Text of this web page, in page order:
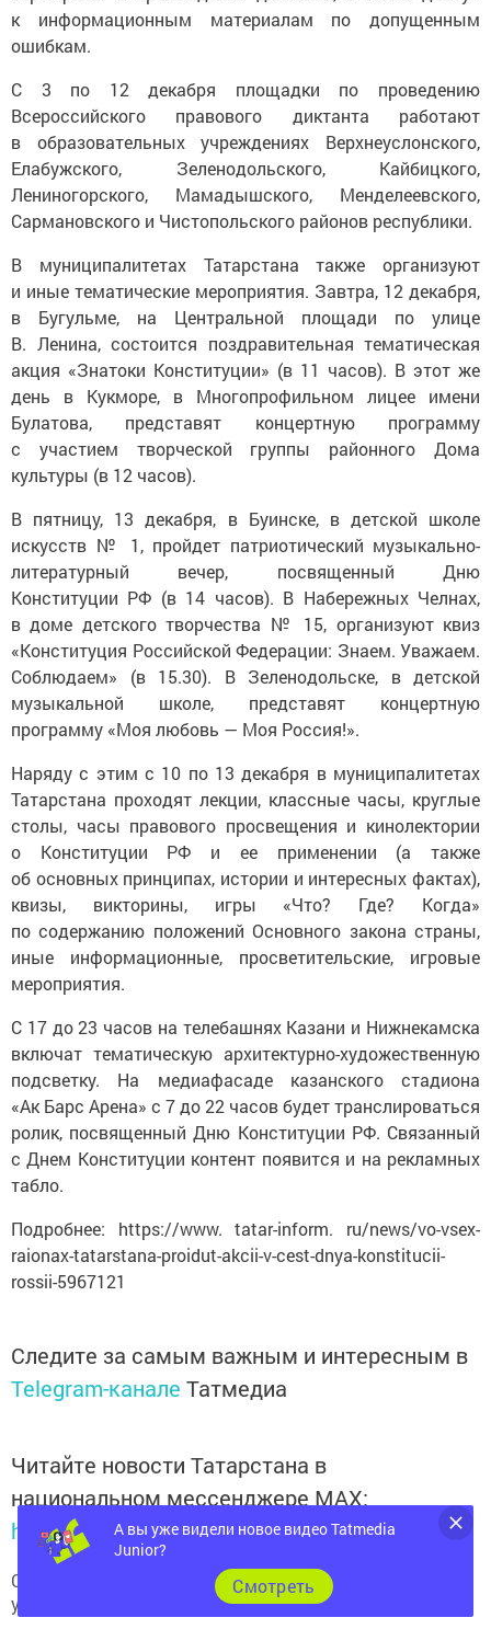
к информационным материалам по допущенным
ошибкам.
С 3 по 12 декабря площадки по проведению
Всероссийского правового диктанта работают
в образовательных учреждениях Верхнеуслонского,
Елабужского, Зеленодольского, Кайбицкого,
Лениногорского, Мамадышского, Менделеевского,
Сармановского и Чистопольского районов республики.
В муниципалитетах Татарстана также организуют
и иные тематические мероприятия. Завтра, 12 декабря,
в Бугульме, на Центральной площади по улице
В. Ленина, состоится поздравительная тематическая
акция «Знатоки Конституции» (в 11 часов). В этот же
день в Кукморе, в Многопрофильном лицее имени
Булатова, представят концертную программу
с участием творческой группы районного Дома
культуры (в 12 часов).
В пятницу, 13 декабря, в Буинске, в детской школе
искусств № 1, пройдет патриотический музыкально-
литературный вечер, посвященный Дню
Конституции РФ (в 14 часов). В Набережных Челнах,
в доме детского творчества № 15, организуют квиз
«Конституция Российской Федерации: Знаем. Уважаем.
Соблюдаем» (в 15.30). В Зеленодольске, в детской
музыкальной школе, представят концертную
программу «Моя любовь — Моя Россия!».
Наряду с этим с 10 по 13 декабря в муниципалитетах
Татарстана проходят лекции, классные часы, круглые
столы, часы правового просвещения и кинолектории
о Конституции РФ и ее применении (а также
об основных принципах, истории и интересных фактах),
квизы, викторины, игры «Что? Где? Когда»
по содержанию положений Основного закона страны,
иные информационные, просветительские, игровые
мероприятия.
С 17 до 23 часов на телебашнях Казани и Нижнекамска
включат тематическую архитектурно-художественную
подсветку. На медиафасаде казанского стадиона
«Ак Барс Арена» с 7 до 22 часов будет транслироваться
ролик, посвященный Дню Конституции РФ. Связанный
с Днем Конституции контент появится и на рекламных
табло.
Подробнее: https://www. tatar-inform. ru/news/vo-vsex-
raionax-tatarstana-proidut-akcii-v-cest-dnya-konstitucii-
rossii-5967121
Следите за самым важным и интересным в
Telegram-канале Татмедиа
Читайте новости Татарстана в
национальном мессенджере MАХ:
https://max.ru/tatmedia
Сейчас новости Арска и Арского района вы можете
узнать и в нашем
Telegram-канале
А вы уже видели новое видео Tatmedia
Junior?
Cмотреть